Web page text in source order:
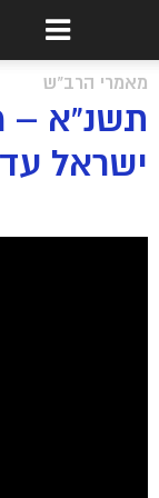
מאמרי הרב"ש
תשנ”א –
ישראל עד